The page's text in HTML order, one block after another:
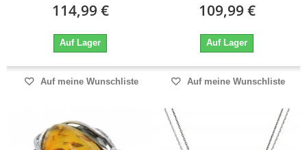
114,99 €
Auf Lager
Auf meine Wunschliste
109,99 €
Auf Lager
Auf meine Wunschliste